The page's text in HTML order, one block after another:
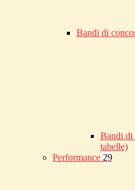
Bandi di
Bandi di
tabelle)
Performance 29